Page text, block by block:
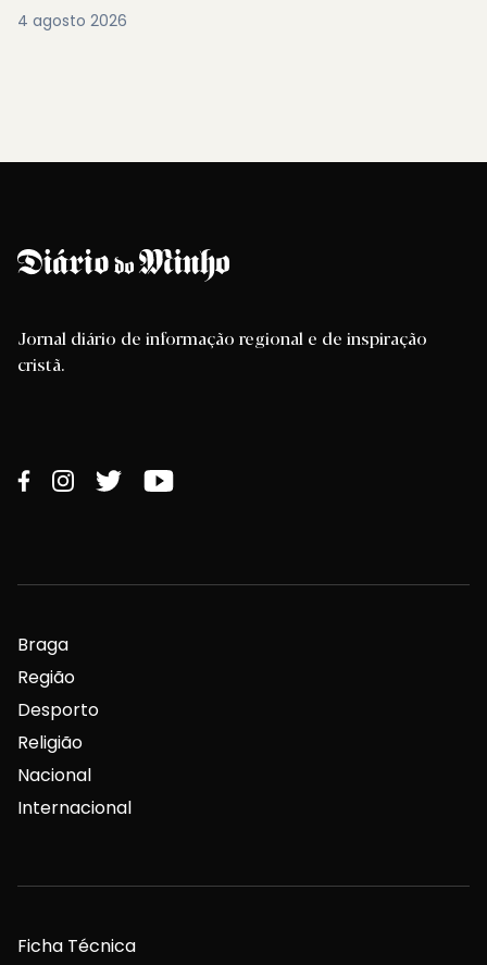
4 agosto 2026
Jornal diário de informação regional e de inspiração
cristã.
Braga
Região
Desporto
Religião
Nacional
Internacional
Ficha Técnica